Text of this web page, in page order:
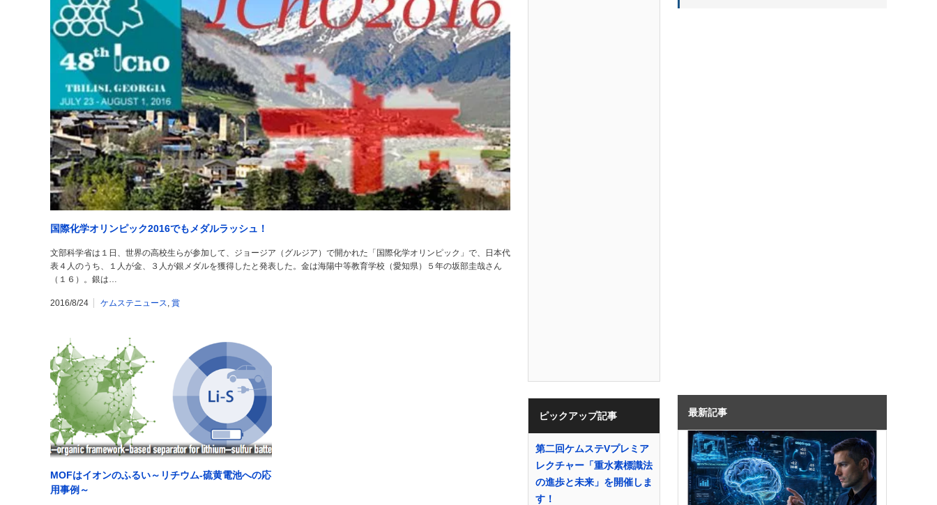
国際化学オリンピック2016でもメダルラッシュ！
文部科学省は１日、世界の高校生らが参加して、ジョージア（グルジア）で開かれた「国際化学オリンピック」で、日本代
表４人のうち、１人が金、３人が銀メダルを獲得したと発表した。金は海陽中等教育学校（愛知県）５年の坂部圭哉さん
（１６）。銀は…
2016/8/24 ケムステニュース, 賞
MOFはイオンのふるい～リチウム-硫黄電池への応
用事例～
ピックアップ記事
第二回ケムステVプレミア
レクチャー「重水素標識法
の進歩と未来」を開催しま
す！
最新記事